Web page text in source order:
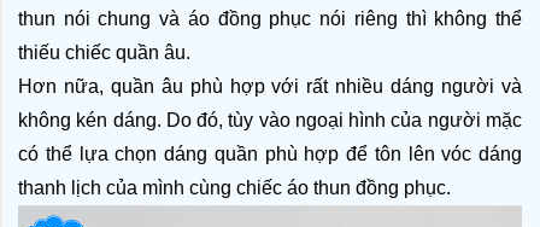
thun nói chung và áo đồng phục nói riêng thì không thể
thiếu chiếc quần âu.
Hơn nữa, quần âu phù hợp với rất nhiều dáng người và
không kén dáng. Do đó, tùy vào ngoại hình của người mặc
có thể lựa chọn dáng quần phù hợp để tôn lên vóc dáng
thanh lịch của mình cùng chiếc áo thun đồng phục.